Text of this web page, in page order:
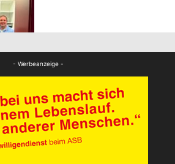
- Werbeanzeige -